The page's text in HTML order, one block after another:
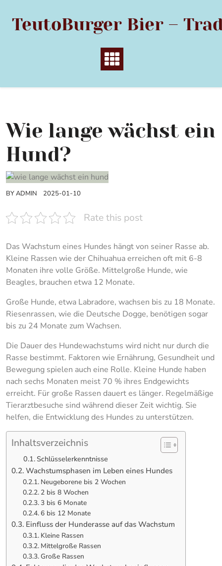
content
TeutoBurger Bier –
Wie lange wächst ein
Hund?
BYADMIN 2025-01-10
Rate this post
Das Wachstum eines Hundes hängt von seiner Rasse ab.
Kleine Rassen wie der Chihuahua erreichen oft mit 6-8
Monaten ihre volle Größe. Mittelgroße Hunde, wie
Beagles, brauchen etwa 12 Monate.
Große Hunde, etwa Labradore, wachsen bis zu 18 Monate.
Riesenrassen, wie die Deutsche Dogge, benötigen sogar
bis zu 24 Monate zum Wachsen.
Die Dauer des Hundewachstums wird nicht nur durch die
Rasse bestimmt. Faktoren wie Ernährung, Gesundheit und
Bewegung spielen auch eine Rolle. Kleine Hunde haben
nach sechs Monaten meist 70 % ihres Endgewichts
erreicht. Für große Rassen dauert es länger. Regelmäßige
Tierarztbesuche sind während dieser Zeit wichtig. Sie
helfen, die Entwicklung des Hundes zu unterstützen.
Inhaltsverzeichnis
Schlüsselerkenntnisse
Wachstumsphasen im Leben eines Hundes
Neugeborene bis 2 Wochen
2 bis 8 Wochen
3 bis 6 Monate
6 bis 12 Monate
Einfluss der Hunderasse auf das Wachstum
Kleine Rassen
Mittelgroße Rassen
Große Rassen